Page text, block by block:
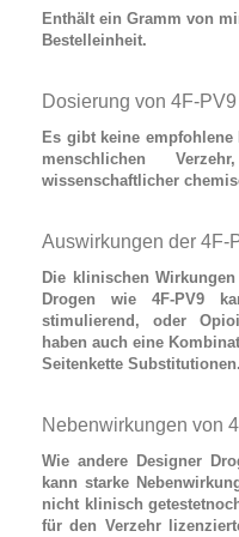
Enthält ein Gramm von
Bestelleinheit.
Dosierung von 4F-PV9
Es gibt keine empfohlene
menschlichen
wissenschaftlicher
Auswirkungen der 4F-
Die klinischen
Drogen wie 4F-PV9
stimulierend, oder
haben auch eine
Seitenkette Substitutionen.
Nebenwirkungen von
Wie andere Designer
kann starke
nicht klinisch
für den Verzehr